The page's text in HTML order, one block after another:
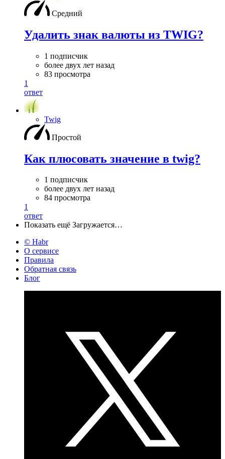
Средний
Удалить знак валюты из TWIG?
1 подписчик
более двух лет назад
83 просмотра
1
ответ
Twig
Простой
Как плюсовать значение в twig?
1 подписчик
более двух лет назад
84 просмотра
1
ответ
Показать ещё Загружается…
© Habr
О сервисе
Правила
Обратная связь
Блог